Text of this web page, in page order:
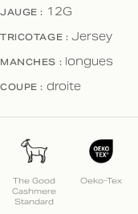
JAUGE : 12G
TRICOTAGE : Jersey
MANCHES : longues
COUPE : droite
The Good
Cashmere
Standard
Oeko-Tex